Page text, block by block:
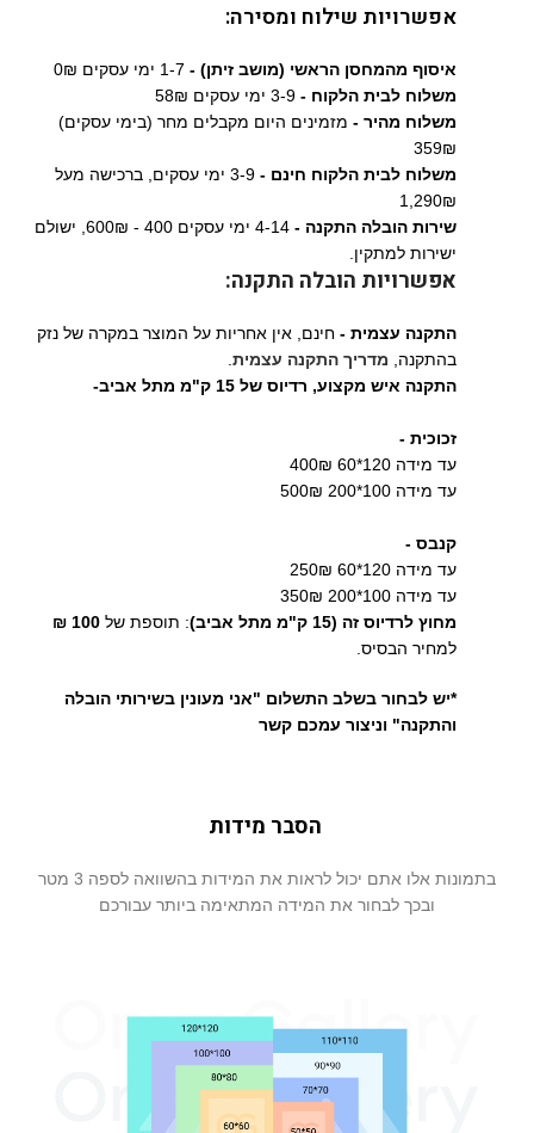
אפשרויות שילוח ומסירה:
איסוף מהמחסן הראשי (מושב זיתן) -
משלוח לבית הלקוח - 3-9 ימי עסקים 58₪
משלוח מהיר - מזמינים היום מקבלים מחר (בימי עסקים)
359₪
משלוח לבית הלקוח חינם -
3-9 ימי עסקים, ברכישה מעל
1,290₪
שירות הובלה התקנה -
4-14 ימי עסקים 400 - 600₪, ישולם
ישירות למתקין.
אפשרויות הובלה התקנה:
התקנה עצמית - חינם, אין אחריות על המוצר במקרה של נזק
בהתקנה, מדריך התקנה עצמית
התקנה איש מקצוע, רדיוס של 15 ק"מ מתל אביב-
זכוכית -
עד מידה 120*60 400₪
עד מידה 100*200 500₪
קנבס -
עד מידה 120*60 250₪
עד מידה 100*200 350₪
מחוץ לרדיוס זה (15 ק"מ מתל אביב)
: תוספת של 100 ₪
למחיר הבסיס.
*יש לבחור בשלב התשלום "אני מעונין בשירותי הובלה
והתקנה" וניצור עמכם קשר
הסבר מידות
בתמונות אלו אתם יכול לראות את המידות בהשוואה לספה 3 מטר
ובכך לבחור את המידה המתאימה ביותר עבורכם